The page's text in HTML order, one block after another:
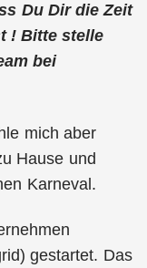
Du Dir die Zeit
! Bitte stelle
bei
mich aber
Hause und
Karneval.
gestartet. Das